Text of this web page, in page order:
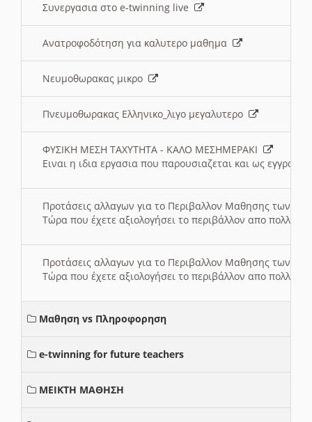
Συνεργασια στο e-twinning live
Ανατροφοδότηση για καλυτερο μαθημα
Νευμοθωρακας μικρο
Πνευμοθωρακας Ελληνικο_λιγο μεγαλυτερο
ΦΥΣΙΚΗ ΜΕΣΗ ΤΑΧΥΤΗΤΑ - ΚΑΛΟ ΜΕΣΗΜΕΡΑΚΙ
Ειναι η ιδια εργασια που παρουσιαζεται και ως
Προτάσεις αλλαγων για το Περιβαλλον Μαθησης των
Τώρα που έχετε αξιολογήσει το περιβάλλον απο πολλές
Προτάσεις αλλαγων για το Περιβαλλον Μαθησης των
Τώρα που έχετε αξιολογήσει το περιβάλλον απο πολλές
Μαθηση vs Πληροφορηση
e-twinning for future teachers
ΜΕΙΚΤΗ ΜΑΘΗΣΗ